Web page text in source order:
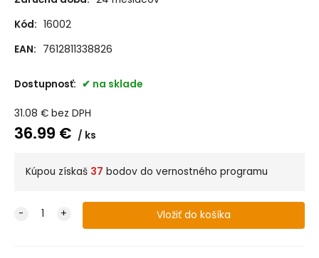
Kód: 16002
EAN: 7612811338826
Dostupnosť: na sklade
31.08 € bez DPH
36.99 € ks
Kúpou získaš 37 bodov do vernostného programu